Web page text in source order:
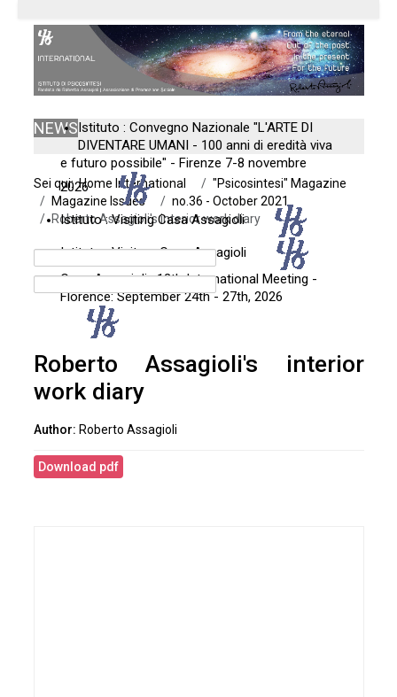
NEWSIstituto : Convegno Nazionale "L'ARTE DI
DIVENTARE UMANI - 100 anni di eredità viva
e futuro possibile" - Firenze 7-8 novembre
2026
Istituto : Visiting Casa Assagioli
Istituto : Visitare Casa Assagioli
Casa Assagioli : 12th International Meeting -
Florence: September 24th - 27th, 2026
Sei qui:Home International
"Psicosintesi" Magazine
Magazine Issues
no.36 - October 2021
Roberto Assagioli's interior work diary
Roberto Assagioli's interior
work diary
Roberto Assagioli
Download pdf